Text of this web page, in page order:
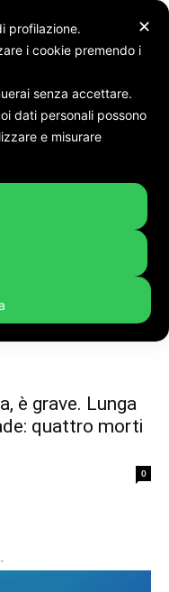
è grave. Lunga
quattro morti
0
✕
profilazione.
i cookie premendo i
senza accettare.
dati personali possono
e misurare